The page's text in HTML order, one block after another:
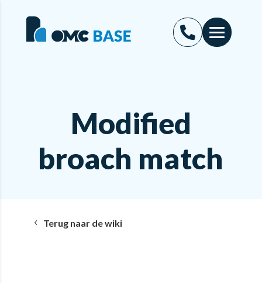
Modified
broach match
Terug naar de wiki